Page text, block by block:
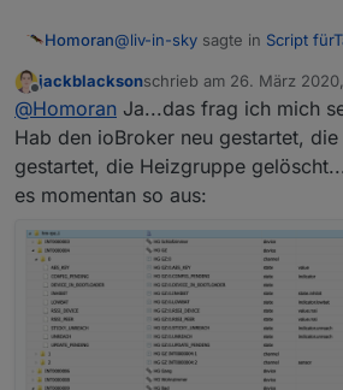
Homoran@liv-in-sky sagte in Script
ich denke es sind diese
und wieso steht da 20.0 bei
Offline
jackblacksonschrieb am 26. März
zuletzt editiert von
@Homoran Ja...das frag ich mich
Hab den ioBroker neu gestartet,
gestartet, die Heizgruppe
es momentan so aus: